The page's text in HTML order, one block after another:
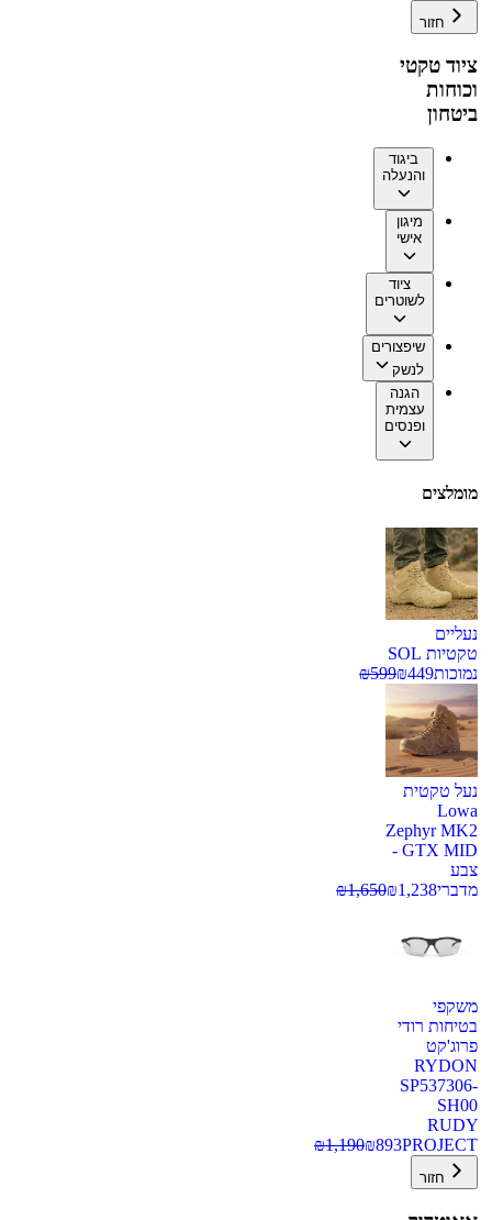
חזור
ציוד טקטי
וכוחות
ביטחון
ביגוד
והנעלה
מיגון
אישי
ציוד
לשוטרים
שיפצורים
לנשק
הגנה
עצמית
ופנסים
מומלצים
נעליים
טקטיות SOL
נמוכות
₪449
₪599
נעל טקטית
Lowa
Zephyr MK2
GTX MID -
צבע
מדברי
₪1,238
₪1,650
משקפי
בטיחות רודי
פרוג'קט
RYDON
SP537306-
SH00
RUDY
PROJECT
₪893
₪1,190
חזור